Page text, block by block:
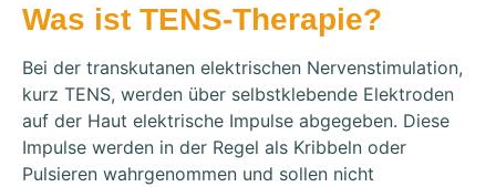
Was ist TENS-Therapie?
Bei der transkutanen elektrischen Nervenstimulation,
kurz TENS, werden über selbstklebende Elektroden
auf der Haut elektrische Impulse abgegeben. Diese
Impulse werden in der Regel als Kribbeln oder
Pulsieren wahrgenommen und sollen nicht